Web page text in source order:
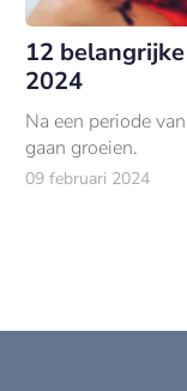
12
2024
Na een periode
gaan groeien.
09 februari 2024